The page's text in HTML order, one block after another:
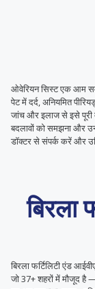
ओवेरियन सिस्ट एक आम
पेट में दर्द, अनियमित
जांच और इलाज से इसे पूरी
बदलावों को समझना और
डॉक्टर से संपर्क करें और
बिरला
बिरला फर्टिलिटी एंड
जो 37+ शहरों में मौजूद है